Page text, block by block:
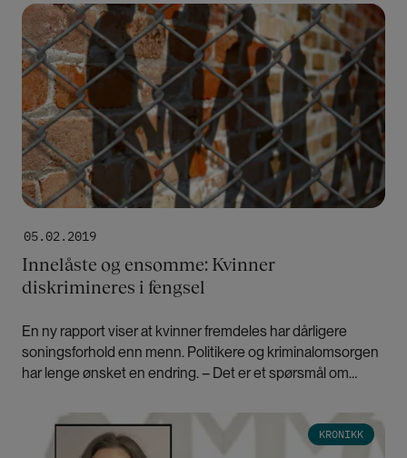
05.02.2019
Innelåste og ensomme: Kvinner
diskrimineres i fengsel
En ny rapport viser at kvinner fremdeles har dårligere
soningsforhold enn menn. Politikere og kriminalomsorgen
har lenge ønsket en endring. – Det er et spørsmål om
Bilde
KRONIKK